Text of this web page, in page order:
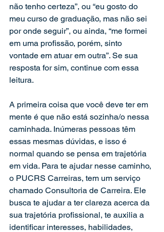
não tenho certeza”, ou “eu gosto do
meu curso de graduação, mas não sei
por onde seguir”, ou ainda, “me formei
em uma profissão, porém, sinto
vontade em atuar em outra”. Se sua
resposta for sim, continue com essa
leitura.
A primeira coisa que você deve ter em
mente é que não está sozinha/o nessa
caminhada. Inúmeras pessoas têm
essas mesmas dúvidas, e isso é
normal quando se pensa em trajetória
em vida. Para te ajudar nesse caminho,
o PUCRS Carreiras, tem um serviço
chamado Consultoria de Carreira. Ele
busca te ajudar a ter clareza acerca da
sua trajetória profissional, te auxilia a
identificar interesses, habilidades,